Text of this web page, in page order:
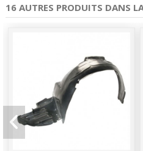
16 AUTRES PRODUITS DANS